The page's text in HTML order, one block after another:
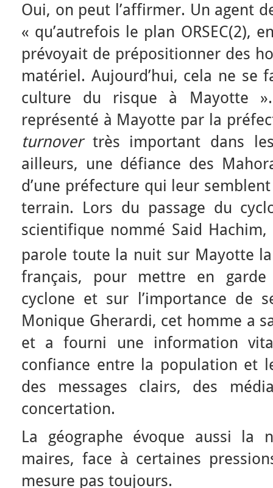
Oui, on peut l’affirmer. Un agent
« qu’autrefois le plan ORSEC(2),
prévoyait de prépositionner des
matériel. Aujourd’hui, cela ne se
culture du risque à Mayotte
représenté à Mayotte par la
turnovertrès important dans
ailleurs, une défiance des
d’une préfecture qui leur
terrain. Lors du passage du
scientifique nommé Said
parole toute la nuit sur Mayotte
français, pour mettre en
cyclone et sur l’importance de
Monique Gherardi, cet homme a
et a fourni une information
confiance entre la population et
des messages clairs, des
concertation.
La géographe évoque aussi la
maires, face à certaines
mesure pas toujours.